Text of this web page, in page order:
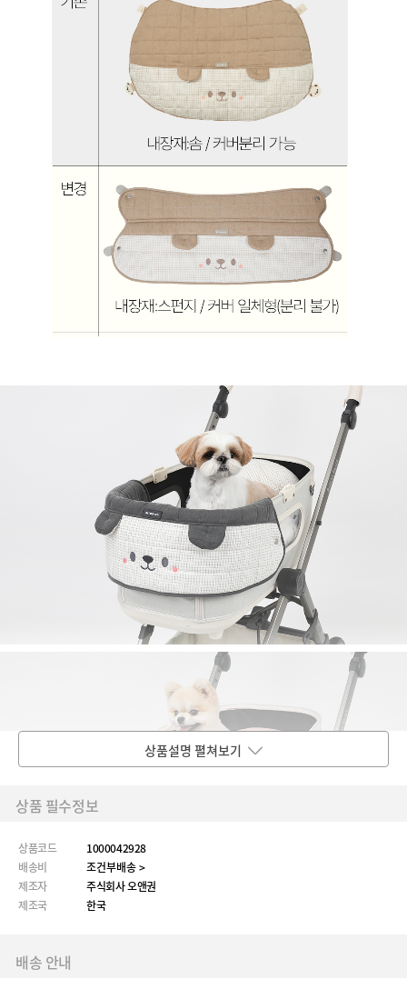
상품설명 펼쳐보기
상품 필수정보
상품코드
1000042928
배송비
조건부배송 >
제조자
주식회사 오앤권
제조국
한국
배송 안내